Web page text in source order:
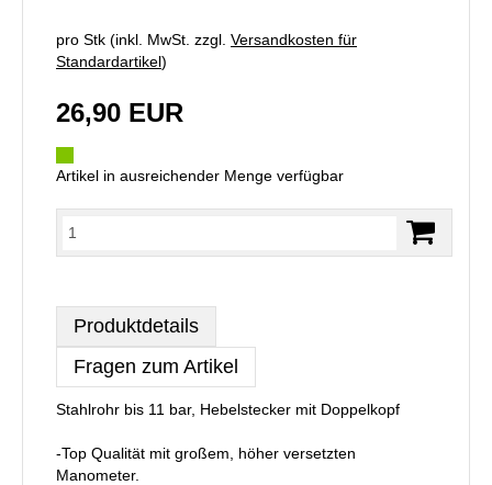
pro Stk (inkl. MwSt. zzgl. Versandkosten für
Standardartikel)
26,90 EUR
Artikel in ausreichender Menge verfügbar
Produktdetails
Fragen zum Artikel
Stahlrohr bis 11 bar, Hebelstecker mit Doppelkopf
-Top Qualität mit großem, höher versetzten
Manometer.